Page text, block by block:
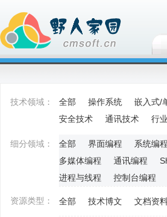
技术领域： 全部 操作系统 嵌入式/
安全技术
通讯技术 行
细分领域： 全部 界面编程 系统编程
多媒体编程
通讯编程
进程与线程
控制台编程
资源类型： 全部 技术博文 文档资